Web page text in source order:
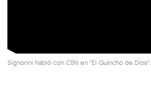
Signorini habló con C5N en "El Quincho de Dios".